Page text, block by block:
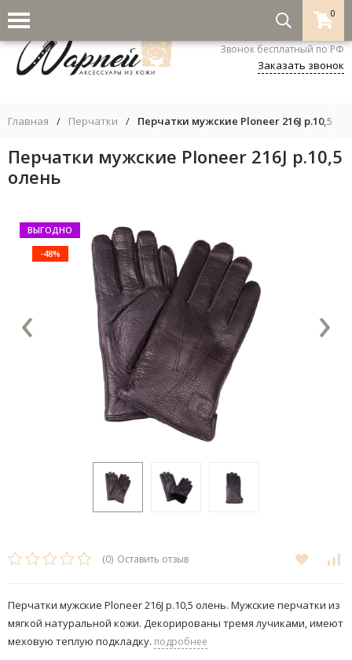
0
8-800-333-5530
Звонок бесплатный по РФ
Заказать звонок
Главная / Перчатки / Перчатки мужские Ploneer 216J р.10,5
Перчатки мужские Ploneer 216J р.10,5
олень
ВЫГОДНО
-48%
‹ ›
(0) Оставить отзыв
Перчатки мужские Ploneer 216J р.10,5 олень. Мужские перчатки из
мягкой натуральной кожи. Декорированы тремя лучиками, имеют
меховую теплую подкладку. подробнее